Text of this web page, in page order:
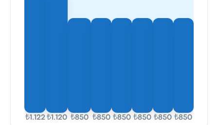
₺1.122 ₺1.120 ₺850 ₺850 ₺850 ₺850 ₺850 ₺850